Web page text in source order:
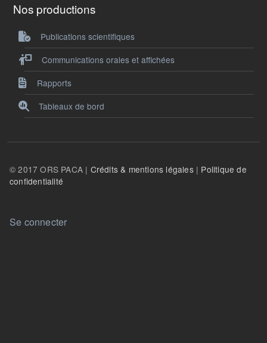
Nos productions
Publications scientifiques
Communications orales et affichées
Rapports
Tableaux de bord
© 2017 ORS PACA | Crédits & mentions légales| Politique de
confidentialité
User account menu
Se connecter